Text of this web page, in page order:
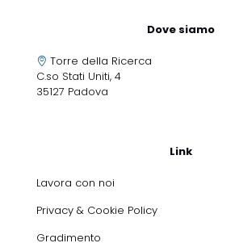
Dove siamo
Torre della Ricerca
C.so Stati Uniti, 4
35127 Padova
Link
Lavora con noi
Privacy & Cookie Policy
Gradimento